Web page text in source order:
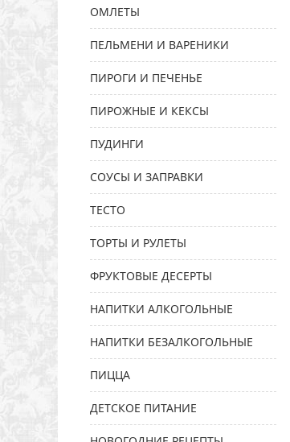
ОМЛЕТЫ
ПЕЛЬМЕНИ И ВАРЕНИКИ
ПИРОГИ И ПЕЧЕНЬЕ
ПИРОЖНЫЕ И КЕКСЫ
ПУДИНГИ
СОУСЫ И ЗАПРАВКИ
ТЕСТО
ТОРТЫ И РУЛЕТЫ
ФРУКТОВЫЕ ДЕСЕРТЫ
НАПИТКИ АЛКОГОЛЬНЫЕ
НАПИТКИ БЕЗАЛКОГОЛЬНЫЕ
ПИЦЦА
ДЕТСКОЕ ПИТАНИЕ